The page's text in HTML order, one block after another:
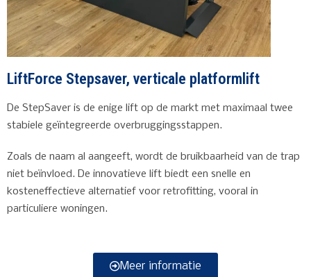
LiftForce Stepsaver, verticale platformlift
De StepSaver is de enige lift op de markt met maximaal twee
stabiele geïntegreerde overbruggingsstappen.
Zoals de naam al aangeeft, wordt de bruikbaarheid van de trap
niet beïnvloed. De innovatieve lift biedt een snelle en
kosteneffectieve alternatief voor retrofitting, vooral in
particuliere woningen.
Meer informatie